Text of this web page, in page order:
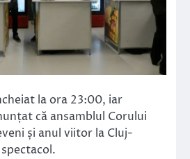
la ora 23:00, iar
că ansamblul Corului
și anul viitor la Cluj-